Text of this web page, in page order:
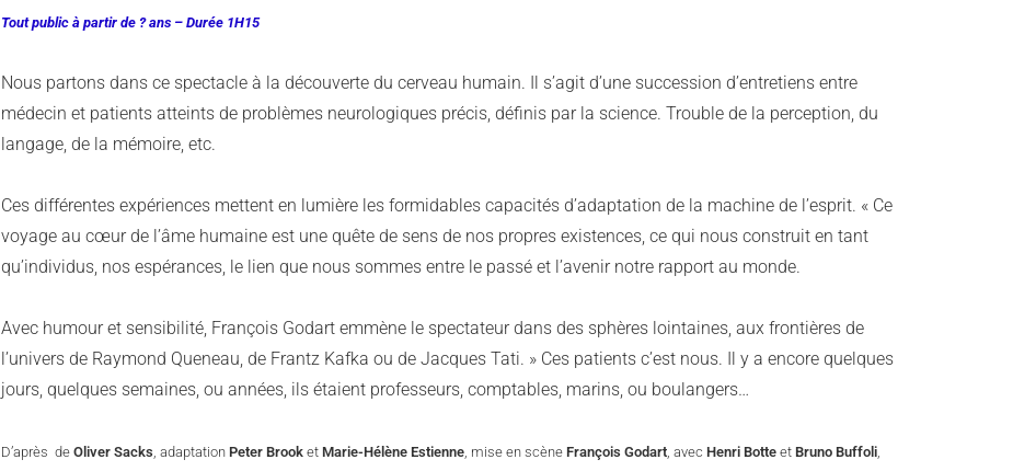
Tout public à partir de ? ans – Durée 1H15
Nous partons dans ce spectacle à la découverte du cerveau humain. Il s’agit d’une succession d’entretiens entre
médecin et patients atteints de problèmes neurologiques précis, définis par la science. Trouble de la perception, du
langage, de la mémoire, etc.
Ces différentes expériences mettent en lumière les formidables capacités d’adaptation de la machine de l’esprit. « Ce
voyage au cœur de l’âme humaine est une quête de sens de nos propres existences, ce qui nous construit en tant
qu’individus, nos espérances, le lien que nous sommes entre le passé et l’avenir notre rapport au monde.
Avec humour et sensibilité, François Godart emmène le spectateur dans des sphères lointaines, aux frontières de
l’univers de Raymond Queneau, de Frantz Kafka ou de Jacques Tati. » Ces patients c’est nous. Il y a encore quelques
jours, quelques semaines, ou années, ils étaient professeurs, comptables, marins, ou boulangers…
D’après de Oliver Sacks, adaptation Peter Brook et Marie-Hélène Estienne, mise en scène François Godart, avec Henri Botte et Bruno Buffoli,